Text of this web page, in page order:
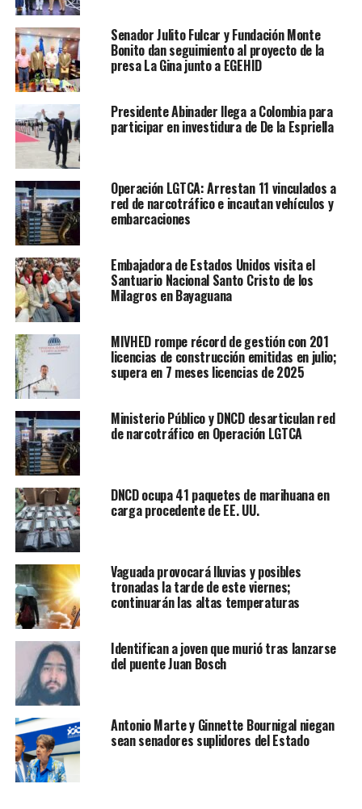
Senador Julito Fulcar y Fundación Monte
Bonito dan seguimiento al proyecto de la
presa La Gina junto a EGEHID
Presidente Abinader llega a Colombia para
participar en investidura de De la Espriella
Operación LGTCA: Arrestan 11 vinculados a
red de narcotráfico e incautan vehículos y
embarcaciones
Embajadora de Estados Unidos visita el
Santuario Nacional Santo Cristo de los
Milagros en Bayaguana
MIVHED rompe récord de gestión con 201
licencias de construcción emitidas en julio;
supera en 7 meses licencias de 2025
Ministerio Público y DNCD desarticulan red
de narcotráfico en Operación LGTCA
DNCD ocupa 41 paquetes de marihuana en
carga procedente de EE. UU.
Vaguada provocará lluvias y posibles
tronadas la tarde de este viernes;
continuarán las altas temperaturas
Identifican a joven que murió tras lanzarse
del puente Juan Bosch
Antonio Marte y Ginnette Bournigal niegan
sean senadores suplidores del Estado